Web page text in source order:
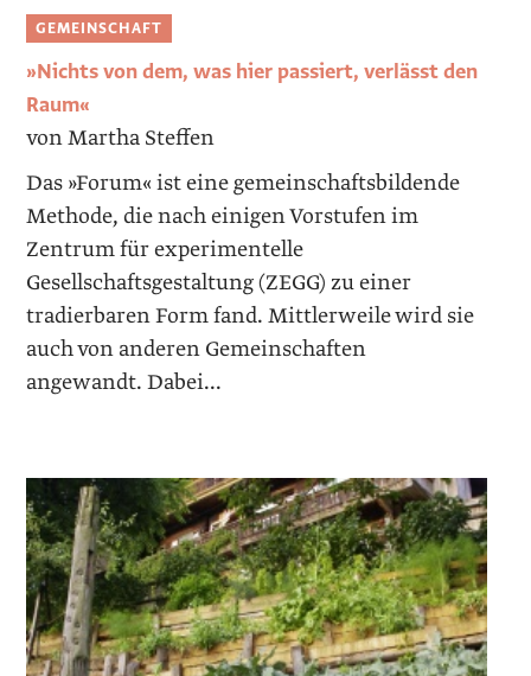
GEMEINSCHAFT
»Nichts von dem, was hier passiert, verlässt den
Raum«
von Martha Steffen
Das »Forum« ist eine gemeinschaftsbildende
Methode, die nach einigen Vorstufen im
Zentrum für experimentelle
Gesellschaftsgestaltung (ZEGG) zu einer
tradierbaren Form fand. Mittlerweile wird sie
auch von anderen Gemeinschaften
angewandt. Dabei...